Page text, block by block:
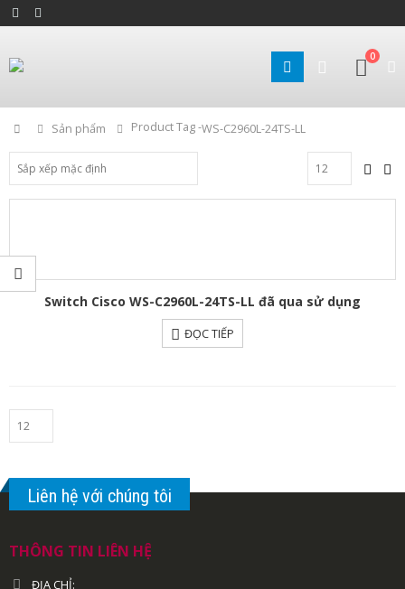
0
Home
Sản phẩm Product Tag -WS-C2960L-24TS-LL
Switch Cisco WS-C2960L-24TS-LL đã qua sử dụng
ĐỌC TIẾP
Liên hệ với chúng tôi
THÔNG TIN LIÊN HỆ
ĐỊA CHỈ: